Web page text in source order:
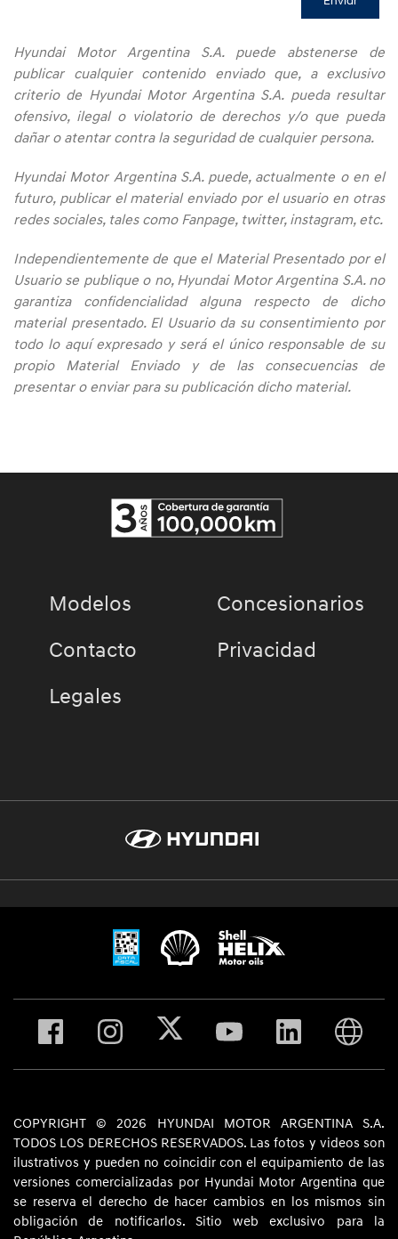
Hyundai Motor Argentina S.A. puede abstenerse de
publicar cualquier contenido enviado que, a exclusivo
criterio de Hyundai Motor Argentina S.A. pueda resultar
ofensivo, ilegal o violatorio de derechos y/o que pueda
dañar o atentar contra la seguridad de cualquier persona.
Hyundai Motor Argentina S.A. puede, actualmente o en el
futuro, publicar el material enviado por el usuario en otras
redes sociales, tales como Fanpage, twitter, instagram, etc.
Independientemente de que el Material Presentado por el
Usuario se publique o no, Hyundai Motor Argentina S.A. no
garantiza confidencialidad alguna respecto de dicho
material presentado. El Usuario da su consentimiento por
todo lo aquí expresado y será el único responsable de su
propio Material Enviado y de las consecuencias de
presentar o enviar para su publicación dicho material.
Modelos
Concesionarios
Contacto
Privacidad
Legales
COPYRIGHT © 2026 HYUNDAI MOTOR ARGENTINA S.A.
TODOS LOS DERECHOS RESERVADOS. Las fotos y videos son
ilustrativos y pueden no coincidir con el equipamiento de las
versiones comercializadas por Hyundai Motor Argentina que
se reserva el derecho de hacer cambios en los mismos sin
obligación de notificarlos. Sitio web exclusivo para la